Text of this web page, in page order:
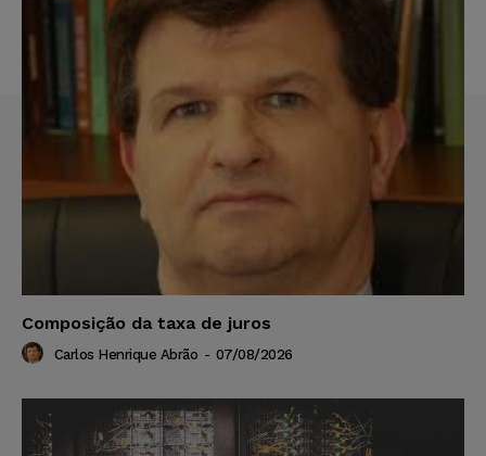
Composição da taxa de juros
Carlos Henrique Abrão - 07/08/2026